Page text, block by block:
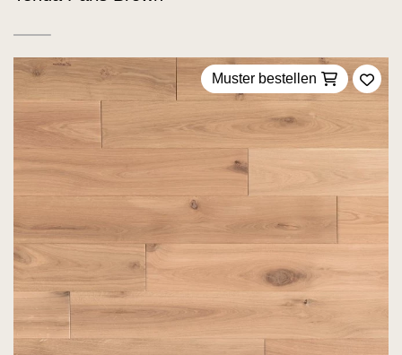
Muster bestellen
Zu